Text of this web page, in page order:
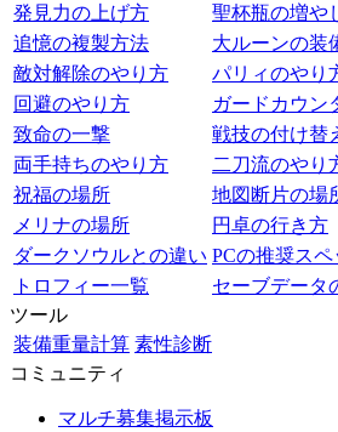
発見力の上げ方
聖杯瓶の増や
追憶の複製方法
大ルーンの装
敵対解除のやり方
パリィのやり
回避のやり方
ガードカウン
致命の一撃
戦技の付け替
両手持ちのやり方
二刀流のやり
祝福の場所
地図断片の場
メリナの場所
円卓の行き方
ダークソウルとの違い PCの推奨スペ
トロフィー一覧
セーブデータ
ツール
装備重量計算 素性診断
コミュニティ
マルチ募集掲示板